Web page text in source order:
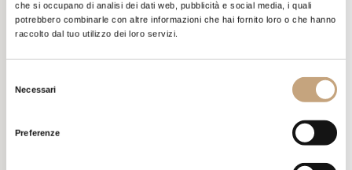
che si occupano di analisi dei dati web, pubblicità e social media, i quali
potrebbero combinarle con altre informazioni che hai fornito loro o che hanno
raccolto dal tuo utilizzo dei loro servizi.
del
Necessari
Preferenze
PROGETTOFUOCO
La grande novità di questo stand risiede sia nella sua forma che
nei materiali impiegati. La ricostruzione di un’astronave con
struttura in legno e rivestita in Barrisol, telo termomodellante di
approdata per la prima volta sulla terra per risolvere i problemi nel